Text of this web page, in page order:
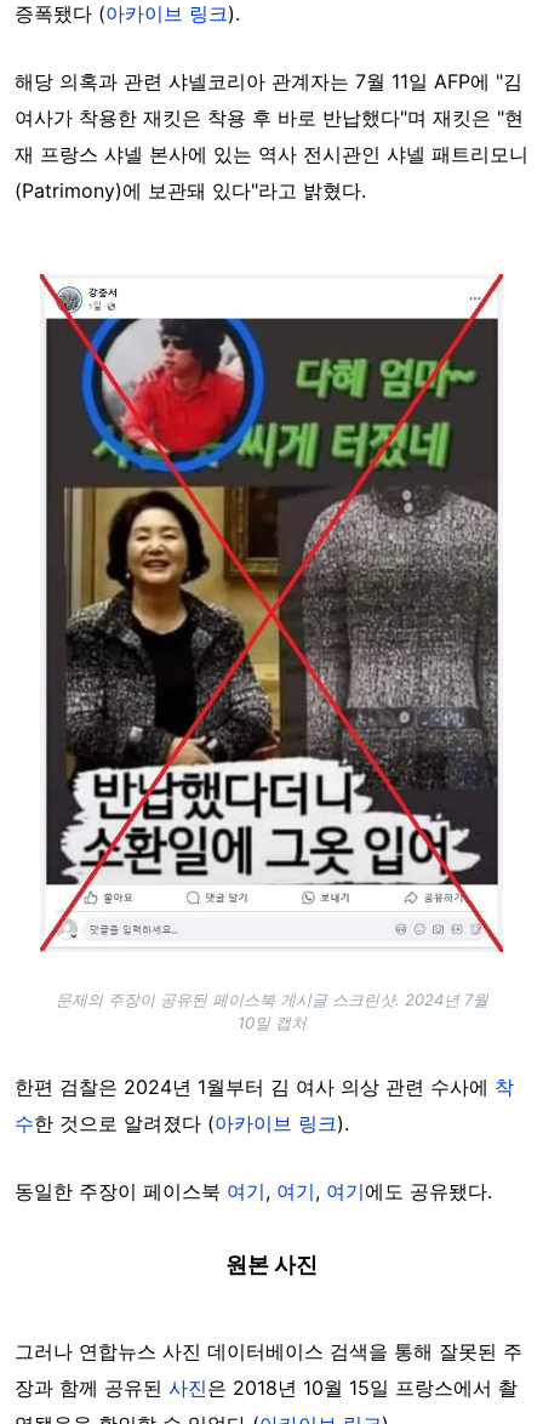
증폭됐다 (아카이브 링크).
해당 의혹과 관련 샤넬코리아 관계자는 7월 11일 AFP에 "김
여사가 착용한 재킷은 착용 후 바로 반납했다"며 재킷은 "현
재 프랑스 샤넬 본사에 있는 역사 전시관인 샤넬 패트리모니
(Patrimony)에 보관돼 있다"라고 밝혔다.
Image
문제의 주장이 공유된 페이스북 게시글 스크린샷. 2024년 7월
10일 캡처
한편 검찰은 2024년 1월부터 김 여사 의상 관련 수사에 착
수한 것으로 알려졌다 (아카이브 링크).
동일한 주장이 페이스북 여기, 여기, 여기에도 공유됐다.
원본 사진
그러나 연합뉴스 사진 데이터베이스 검색을 통해 잘못된 주
장과 함께 공유된 사진은 2018년 10월 15일 프랑스에서 촬